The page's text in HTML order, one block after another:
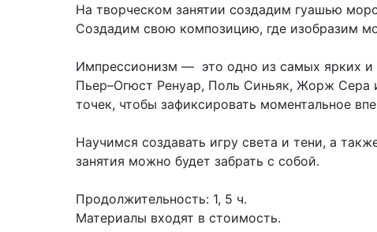
На творческом занятии создадим гуашью
Создадим свою композицию, где изобразим
Импрессионизм — это одно из самых ярких и
Пьер–Огюст Ренуар, Поль Синьяк, Жорж Сера
точек, чтобы зафиксировать моментальное
Научимся создавать игру света и тени, а
занятия можно будет забрать с собой.
Продолжительность: 1, 5 ч.
Материалы входят в стоимость.